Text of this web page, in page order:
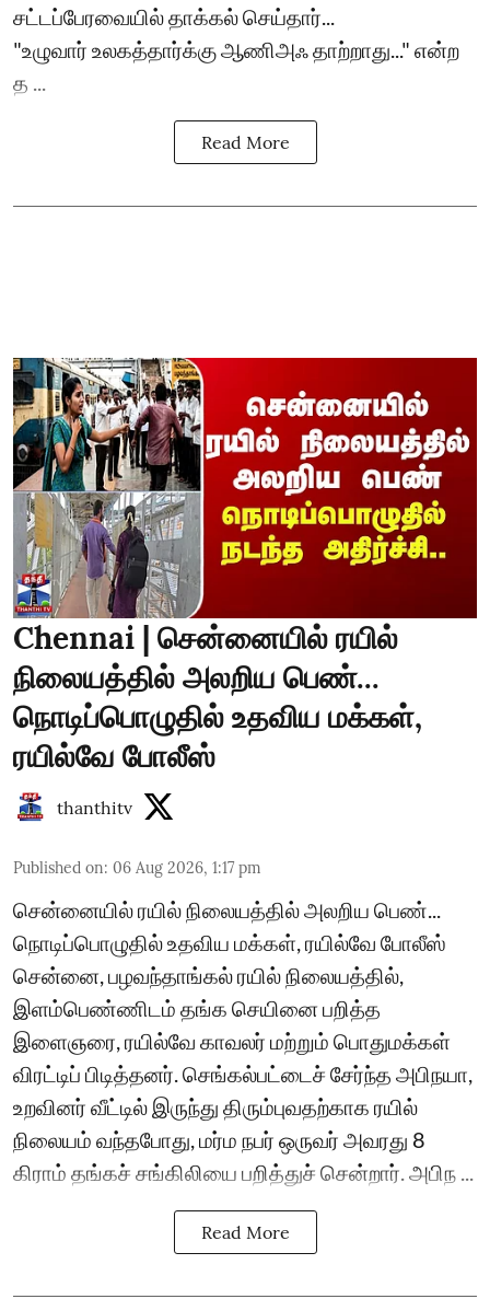
சட்டப்பேரவையில் தாக்கல் செய்தார்...
"உழுவார் உலகத்தார்க்கு ஆணிஅஃ தாற்றாது..." என்ற
த ...
Read More
Chennai | சென்னையில் ரயில்
நிலையத்தில் அலறிய பெண்...
நொடிப்பொழுதில் உதவிய மக்கள்,
ரயில்வே போலீஸ்
thanthitv
Published on: 06 Aug 2026, 1:17 pm
சென்னையில் ரயில் நிலையத்தில் அலறிய பெண்...
நொடிப்பொழுதில் உதவிய மக்கள், ரயில்வே போலீஸ்
சென்னை, பழவந்தாங்கல் ரயில் நிலையத்தில்,
இளம்பெண்ணிடம் தங்க செயினை பறித்த
இளைஞரை, ரயில்வே காவலர் மற்றும் பொதுமக்கள்
விரட்டிப் பிடித்தனர். செங்கல்பட்டைச் சேர்ந்த அபிநயா,
உறவினர் வீட்டில் இருந்து திரும்புவதற்காக ரயில்
நிலையம் வந்தபோது, மர்ம நபர் ஒருவர் அவரது 8
கிராம் தங்கச் சங்கிலியை பறித்துச் சென்றார். அபிந ...
Read More